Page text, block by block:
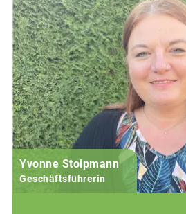
Yvonne Stolpmann
Geschäftsführerin